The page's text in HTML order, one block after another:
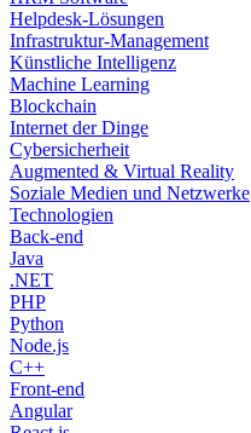
Helpdesk-Lösungen
Infrastruktur-Management
Künstliche Intelligenz
Machine Learning
Blockchain
Internet der Dinge
Cybersicherheit
Augmented & Virtual Reality
Soziale Medien und Netzwerke
Technologien
Back-end
Java
.NET
PHP
Python
Node.js
C++
Front-end
Angular